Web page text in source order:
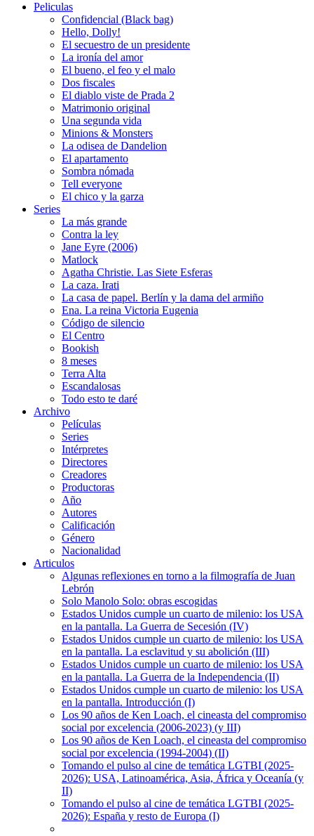
Peliculas
Confidencial (Black bag)
Hello, Dolly!
El secuestro de un presidente
La ironía del amor
El bueno, el feo y el malo
Dos fiscales
El diablo viste de Prada 2
Matrimonio original
Una segunda vida
Minions & Monsters
La odisea de Dandelion
El apartamento
Sombra nómada
Tell everyone
El chico y la garza
Series
La más grande
Contra la ley
Jane Eyre (2006)
Matlock
Agatha Christie. Las Siete Esferas
La caza. Irati
La casa de papel. Berlín y la dama del armiño
Ena. La reina Victoria Eugenia
Código de silencio
El Centro
Bookish
8 meses
Terra Alta
Escandalosas
Todo esto te daré
Archivo
Películas
Series
Intérpretes
Directores
Creadores
Productoras
Año
Autores
Calificación
Género
Nacionalidad
Articulos
Algunas reflexiones en torno a la filmografía de Juan
Lebrón
Solo Manolo Solo: obras escogidas
Estados Unidos cumple un cuarto de milenio: los USA
en la pantalla. La Guerra de Secesión (IV)
Estados Unidos cumple un cuarto de milenio: los USA
en la pantalla. La esclavitud y su abolición (III)
Estados Unidos cumple un cuarto de milenio: los USA
en la pantalla. La Guerra de la Independencia (II)
Estados Unidos cumple un cuarto de milenio: los USA
en la pantalla. Introducción (I)
Los 90 años de Ken Loach, el cineasta del compromiso
social por excelencia (2006-2023) (y III)
Los 90 años de Ken Loach, el cineasta del compromiso
social por excelencia (1994-2004) (II)
Tomando el pulso al cine de temática LGTBI (2025-
2026): USA, Latinoamérica, Asia, África y Oceanía (y
II)
Tomando el pulso al cine de temática LGTBI (2025-
2026): España y resto de Europa (I)